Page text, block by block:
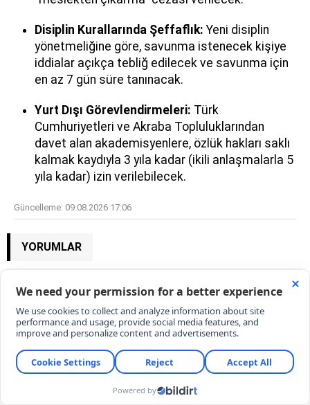
Disiplin Kurallarında Şeffaflık: Yeni disiplin
yönetmeliğine göre, savunma istenecek kişiye
iddialar açıkça tebliğ edilecek ve savunma için
en az 7 gün süre tanınacak.
Yurt Dışı Görevlendirmeleri: Türk
Cumhuriyetleri ve Akraba Topluluklarından
davet alan akademisyenlere, özlük hakları saklı
kalmak kaydıyla 3 yıla kadar (ikili anlaşmalarla 5
yıla kadar) izin verilebilecek.
Güncelleme: 09.08.2026 17:06
YORUMLAR